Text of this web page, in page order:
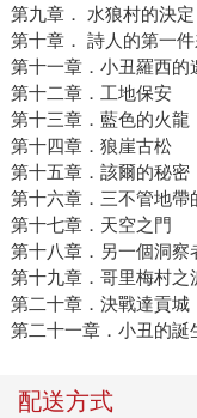
續寫下一部曲。 希望
長的歲月，李亞總算
一本《魔神摸頭》於
家，都在做這件事情
片，由東村出版提供。
第九章． 水狼村的決定
第十章． 詩人的第一
第十一章．小丑羅西的
第十二章．工地保安
第十三章．藍色的火龍
第十四章．狼崖古松
第十五章．該爾的秘密
第十六章．三不管地帶
第十七章．天空之門
第十八章．另一個洞察
第十九章．哥里梅村之
第二十章．決戰達貢城
第二十一章．小丑的誕
配送方式